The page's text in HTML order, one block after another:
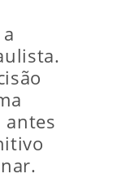
antes